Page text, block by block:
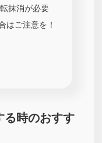
抹消が必要
はご注意を！
る時のおすす